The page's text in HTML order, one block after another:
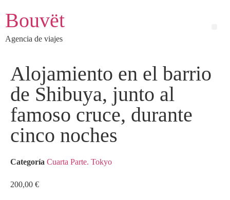
Bouvët
Agencia de viajes
Alojamiento en el barrio
de Shibuya, junto al
famoso cruce, durante
cinco noches
Categoría Cuarta Parte. Tokyo
200,00 €